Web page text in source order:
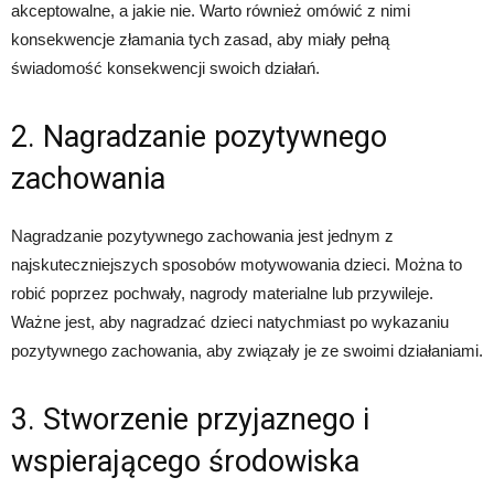
akceptowalne, a jakie nie. Warto również omówić z nimi
konsekwencje złamania tych zasad, aby miały pełną
świadomość konsekwencji swoich działań.
2. Nagradzanie pozytywnego
zachowania
Nagradzanie pozytywnego zachowania jest jednym z
najskuteczniejszych sposobów motywowania dzieci. Można to
robić poprzez pochwały, nagrody materialne lub przywileje.
Ważne jest, aby nagradzać dzieci natychmiast po wykazaniu
pozytywnego zachowania, aby związały je ze swoimi działaniami.
3. Stworzenie przyjaznego i
wspierającego środowiska